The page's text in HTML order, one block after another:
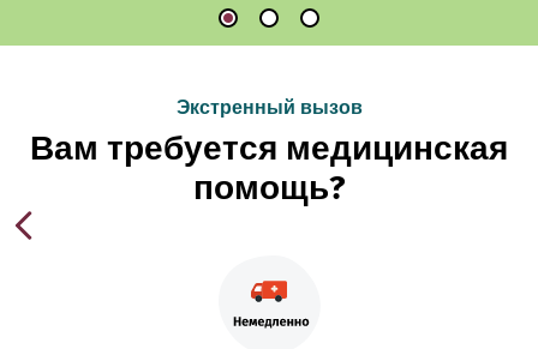
Экстренный вызов
Вам требуется медицинская
помощь?